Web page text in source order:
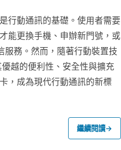
行動通訊的基礎。使用者需要
能更換手機、申辦新門號，或
服務。然而，隨著行動裝置技
越的便利性、安全性與擴充
，成為現代行動通訊的新標
繼續閱讀→